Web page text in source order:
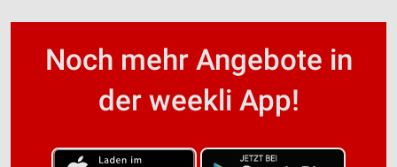
Noch mehr Angebote in
der weekli App!